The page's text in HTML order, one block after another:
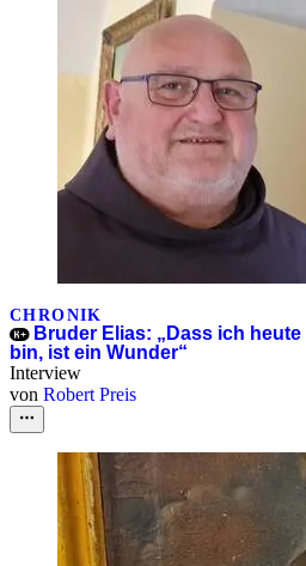
CHRONIK
Bruder Elias: „Dass ich
bin, ist ein Wunder“
Interview
von Robert Preis